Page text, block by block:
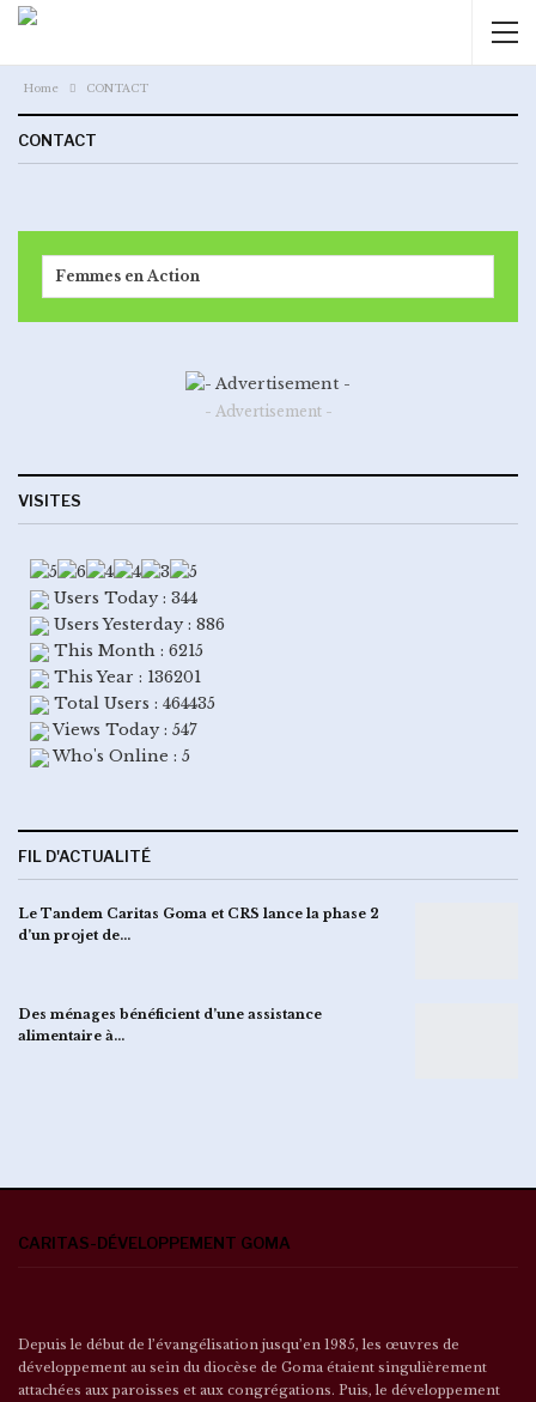
Home CONTACT
CONTACT
Femmes en Action
- Advertisement -
VISITES
Users Today : 344
Users Yesterday : 886
This Month : 6215
This Year : 136201
Total Users : 464435
Views Today : 547
Who's Online : 5
FIL D'ACTUALITÉ
Le Tandem Caritas Goma et CRS lance la phase 2
d’un projet de…
Des ménages bénéficient d’une assistance
alimentaire à…
CARITAS-DÉVELOPPEMENT GOMA
Depuis le début de l’évangélisation jusqu’en 1985, les œuvres de
développement au sein du diocèse de Goma étaient singulièrement
attachées aux paroisses et aux congrégations. Puis, le développement